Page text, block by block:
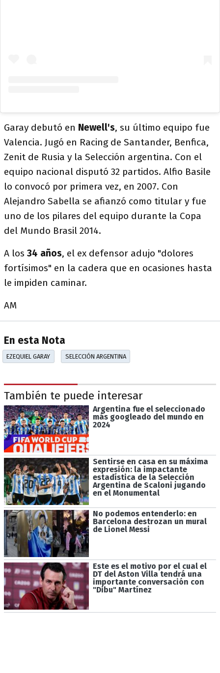
Garay debutó en Newell's, su último equipo fue
Valencia. Jugó en Racing de Santander, Benfica,
Zenit de Rusia y la Selección argentina. Con el
equipo nacional disputó 32 partidos. Alfio Basile
lo convocó por primera vez, en 2007. Con
Alejandro Sabella se afianzó como titular y fue
uno de los pilares del equipo durante la Copa
del Mundo Brasil 2014.
A los 34 años, el ex defensor adujo "dolores
fortísimos" en la cadera que en ocasiones hasta
le impiden caminar.
AM
En esta Nota
EZEQUIEL GARAY SELECCIÓN ARGENTINA
También te puede interesar
Argentina fue el seleccionado
más googleado del mundo en
2024
Sentirse en casa en su máxima
expresión: la impactante
estadística de la Selección
Argentina de Scaloni jugando
en el Monumental
No podemos entenderlo: en
Barcelona destrozan un mural
de Lionel Messi
Este es el motivo por el cual el
DT del Aston Villa tendrá una
importante conversación con
"Dibu" Martínez